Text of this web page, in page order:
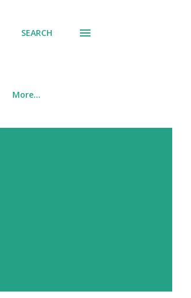
SEARCH
More…